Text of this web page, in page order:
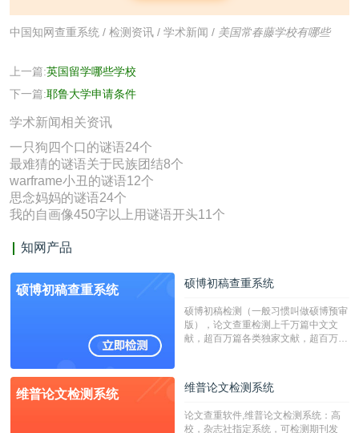
中国知网查重系统 / 检测资讯 / 学术新闻 / 美国常春藤学校有哪些
上一篇:英国留学哪些学校
下一篇:耶鲁大学申请条件
学术新闻相关资讯
一只狗四个口的谜语24个
最难猜的谜语关于民族团结8个
warframe小丑的谜语12个
思念妈妈的谜语24个
我的自画像450字以上用谜语开头11个
知网产品
硕博初稿查重系统 硕博初稿查重系统
硕博初稿检测（一般习惯叫做硕博预审
版），论文查重检测上千万篇中文文
献，超百万篇各类独家文献，超百万港
校用来检测硕博论文的系统，检测范围
广，数据来源真实，检测算法合理!本
字符数30万）
维普论文检测系统 维普论文检测系统
论文查重软件,维普论文检测系统：高
校，杂志社指定系统，可检测期刊发